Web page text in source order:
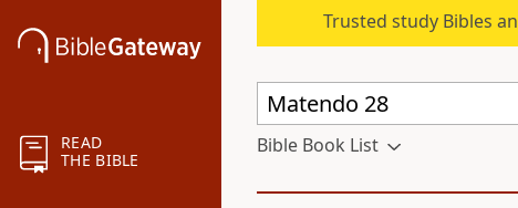
READ
THE BIBLE
Trusted study Bibles
Bible Book List